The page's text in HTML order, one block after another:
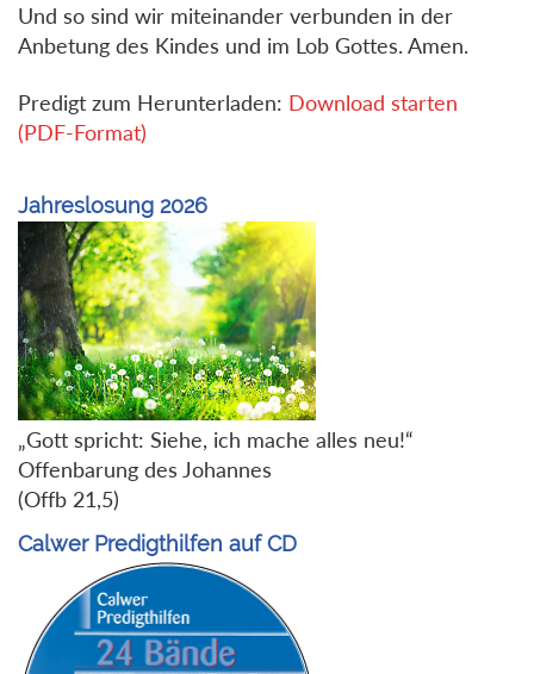
Und so sind wir miteinander verbunden in der
Anbetung des Kindes und im Lob Gottes. Amen.
Predigt zum Herunterladen: Download starten
(PDF-Format)
Jahreslosung 2026
„Gott spricht: Siehe, ich mache alles neu!“
Offenbarung des Johannes
(Offb 21,5)
Calwer Predigthilfen auf CD